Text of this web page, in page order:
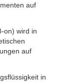
auf
on) wird in
auf
in